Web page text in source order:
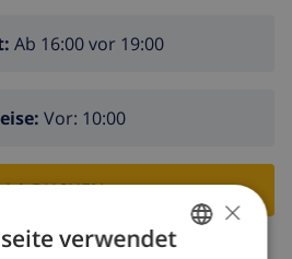
Ab 16:00 vor 19:00
Vor: 10:00
BUCHEN › ×
verwendet